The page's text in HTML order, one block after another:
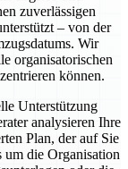
zuverlässigen
– von der
Wir
organisatorischen
können.
Unterstützung
analysieren Ihre
Plan, der auf Sie
um die Organisation